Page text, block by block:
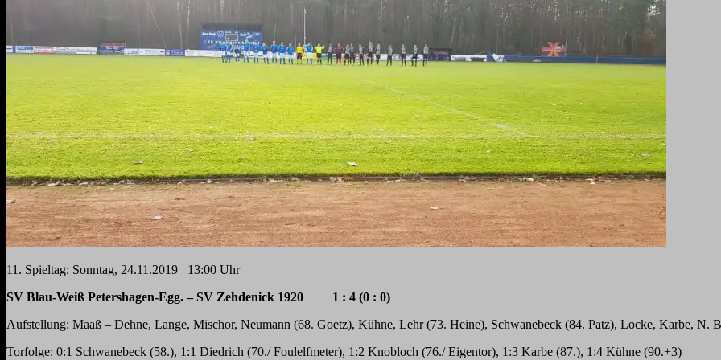
11. Spieltag: Sonntag, 24.11.2019 13:00 Uhr
SV Blau-Weiß Petershagen-Egg. – SV Zehdenick 1920 1 : 4 (0 : 0)
Aufstellung: Maaß – Dehne, Lange, Mischor, Neumann (68. Goetz), Kühne, Lehr (73. Heine), Schwanebeck (84. Patz), Locke, Karbe, N.
Torfolge: 0:1 Schwanebeck (58.), 1:1 Diedrich (70./ Foulelfmeter), 1:2 Knobloch (76./ Eigentor), 1:3 Karbe (87.), 1:4 Kühne (90.+3)